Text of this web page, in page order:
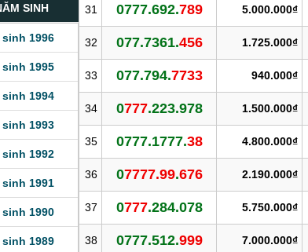
SINH
sinh 1996
sinh 1995
sinh 1994
sinh 1993
sinh 1992
sinh 1991
sinh 1990
sinh 1989
31 0777.692.789 5.000.000₫
32 077.7361.456 1.725.000₫
33 077.794.7733 940.000₫
34 0777.223.978 1.500.000₫
35 0777.1777.38 4.800.000₫
36 07777.99.676 2.190.000₫
37 0777.284.078 5.750.000₫
38 0777.512.999 7.000.000₫